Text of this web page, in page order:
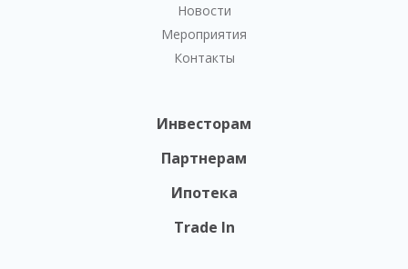
Новости
Мероприятия
Контакты
Инвесторам
Партнерам
Ипотека
Trade In